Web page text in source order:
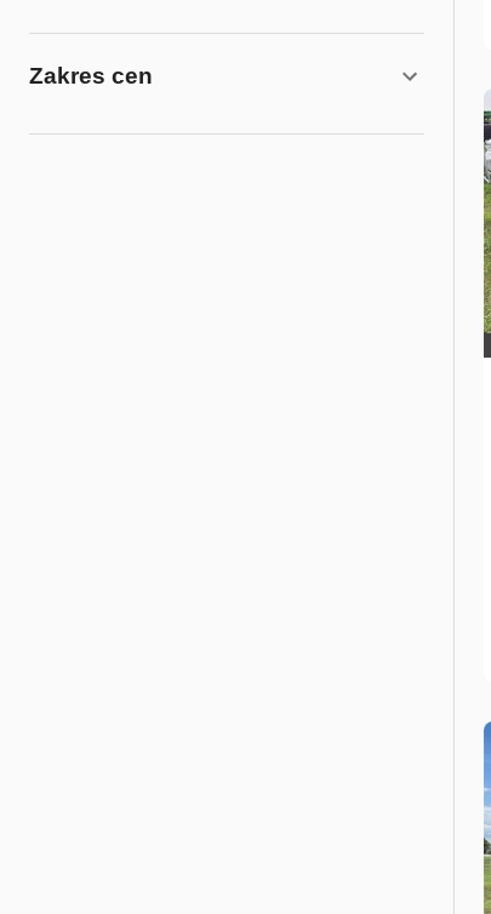
Zakres cen